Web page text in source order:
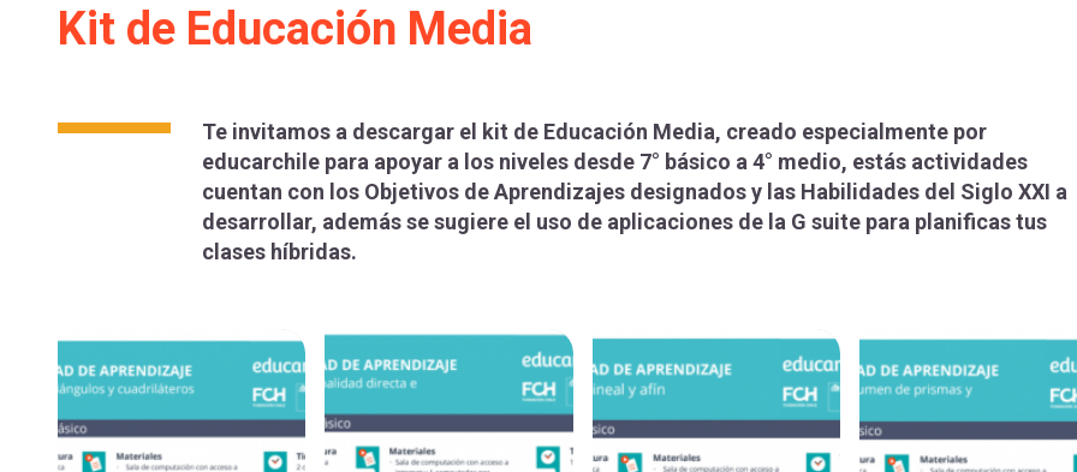
mi
enlaces
de
ayuda
la
navegación
Kit de Educación Media
Te invitamos a descargar el kit de Educación Media, creado especialmente por
educarchile para apoyar a los niveles desde 7° básico a 4° medio, estás actividades
cuentan con los Objetivos de Aprendizajes designados y las Habilidades del Siglo XXI a
desarrollar, además se sugiere el uso de aplicaciones de la G suite para planificas tus
clases híbridas.